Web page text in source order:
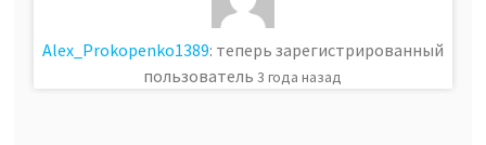
Alex_Prokopenko1389: теперь зарегистрированный
пользователь3 года назад